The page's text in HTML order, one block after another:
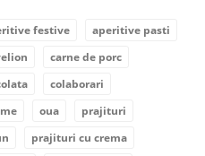
festive
aperitive pasti
carne de porc
colaborari
oua
prajituri
prajituri cu crema